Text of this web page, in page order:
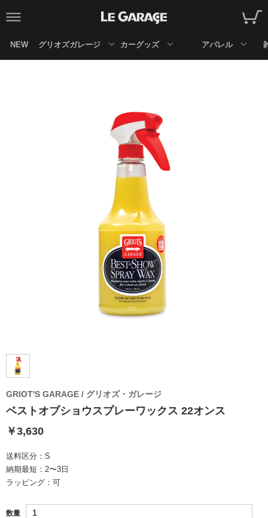
NEW グリオズガレージ カーグッズ アパレル
GRIOT'S GARAGE / グリオズ・ガレージ
ベストオブショウスプレーワックス 22オンス
￥3,630
送料区分： S
納期最短： 2〜3日
ラッピング： 可
数量